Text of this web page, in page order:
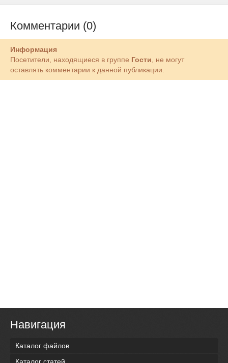
Комментарии (0)
Информация
Посетители, находящиеся в группе Гости , не могут
оставлять комментарии к данной публикации.
Навигация
Каталог файлов